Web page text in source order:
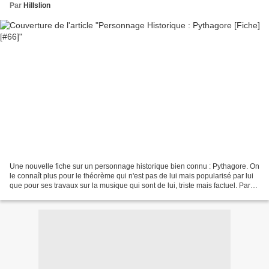
Par Hillslion
Une nouvelle fiche sur un personnage historique bien connu : Pythagore. On
le connaît plus pour le théorème qui n'est pas de lui mais popularisé par lui
que pour ses travaux sur la musique qui sont de lui, triste mais factuel. Par